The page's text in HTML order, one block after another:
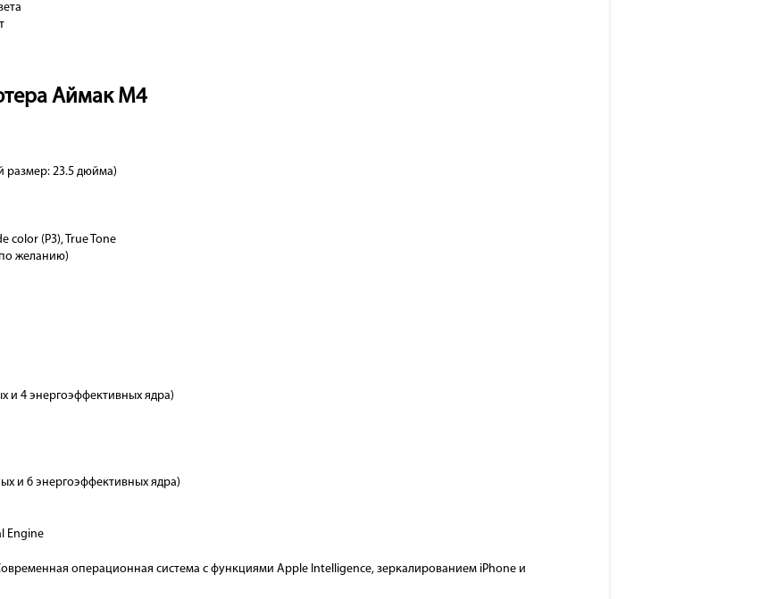
Аймак М4
размер: 23.5 дюйма)
color (P3), True Tone
желанию)
и 4 энергоэффективных ядра)
и 6 энергоэффективных ядра)
Engine
операционная система с функциями Apple Intelligence, зеркалированием iPhone и